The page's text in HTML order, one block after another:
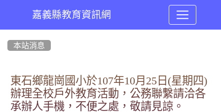
嘉義縣教育資訊網
本站消息
東石鄉龍崗國小於107年10月25日(星期四)
辦理全校戶外教育活動，公務聯繫請洽各
承辦人手機，不便之處，敬請見諒。